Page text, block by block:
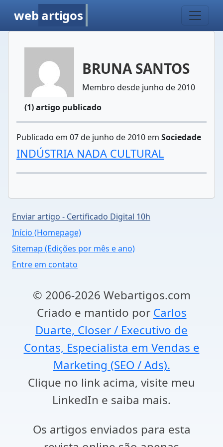
web artigos
BRUNA SANTOS
Membro desde junho de 2010
(1) artigo publicado
Publicado em 07 de junho de 2010 em Sociedade
INDÚSTRIA NADA CULTURAL
Enviar artigo - Certificado Digital 10h
Início (Homepage)
Sitemap (Edições por mês e ano)
Entre em contato
© 2006-2026 Webartigos.com
Criado e mantido por Carlos
Duarte, Closer / Executivo de
Contas, Especialista em Vendas e
Marketing (SEO / Ads).
Clique no link acima, visite meu
LinkedIn e saiba mais.
Os artigos enviados para esta